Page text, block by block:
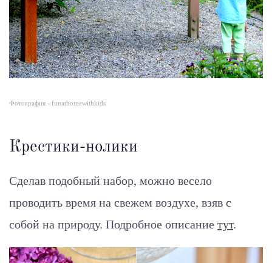
Фотография - funathomewithkids
Крестики-нолики
Сделав подобный набор, можно весело
проводить время на свежем воздухе, взяв с
собой на природу. Подробное описание тут.